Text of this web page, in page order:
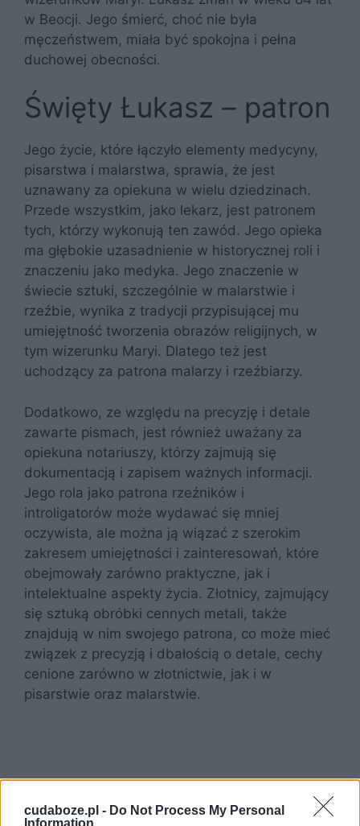
cudaboze.pl - Do Not Process My Personal
Information
w Beocji. Jego śmierć, choć nie była
męczeństwem, miała być spokojna i pełna
duchowej obecności.
Święty Łukasz – patron
Jego życie, które łączyło elementy medycyny,
pisarstwa i malarstwa, sprawia, że jest
uznawany za opiekuna w wielu dziedzinach.
Przede wszystkim, jako lekarz, jest patronem
tych, którzy wykonują ten zawód. Jego opieka
ma głębokie uzasadnienie w historycznej roli i
znaczeniu jako medyka. Jego znaczenie w
świecie sztuki, szczególnie w malarstwie i
rzeźbie, wynika z tradycji przypisującej mu
umiejętność tworzenia obrazów religijnych, w
tym wizerunku Maryi. Dlatego też jest
uchodzący za patrona malarzy i rzeźbiarzy.
Dodatkowo, ze względu na precyzję i detale
zawarte pismach, jest również uważany za
opiekuna notariuszy, którzy zajmują się
dokumentacją i zapisem ważnych informacji.
Jego rola jako patrona rzeźników i
introligatorów może wydawać się mniej
oczywista, ale można ją wiązać z szerokim
zakresem umiejętności i zainteresowań, które
obejmowały zarówno praktyczne, jak i
intelektualne aspekty życia. Złotnicy, zajmujący
się sztuką obróbki cennych metali, także
znajdują w nim swojego patrona, co może mieć
związek z precyzją i dbałością o detale, cechy
cenione zarówno w złotnictwie, jak i w
pisarstwie oraz malarstwie.